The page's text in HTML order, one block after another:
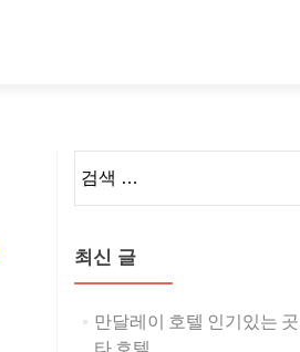
색:
최신 글
만달레이 호텔 인기있는 곳
타 호텔